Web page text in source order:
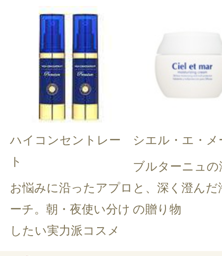
ハイコンセントレー
ト
お悩みに沿ったアプロ
ーチ。朝・夜使い分け
したい実力派コスメ
シエル・エ・メ
ブルターニュの
と、深く澄んだ
の贈り物